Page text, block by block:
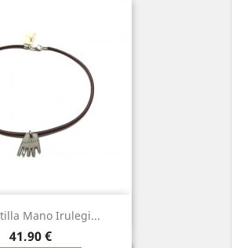
Mano Irulegi...
Precio
41,90 €